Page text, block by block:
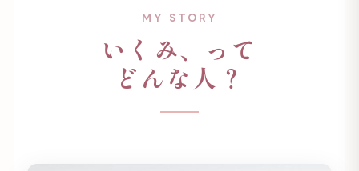
MY STORY
いくみ、って
どんな人？